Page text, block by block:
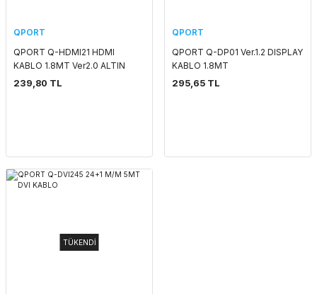
QPORT
QPORT Q-HDMI21 HDMI
KABLO 1.8MT Ver2.0 ALTIN
UÇLU 3D 4K
239,80 TL
QPORT
QPORT Q-DP01 Ver.1.2 DISPLAY
KABLO 1.8MT
295,65 TL
TÜKENDİ